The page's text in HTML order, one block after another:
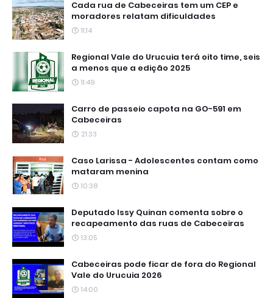
Cada rua de Cabeceiras tem um CEP e
moradores relatam dificuldades
11:14
Regional Vale do Urucuia terá oito time, seis
a menos que a edição 2025
11:49
Carro de passeio capota na GO-591 em
Cabeceiras
21:33
Caso Larissa - Adolescentes contam como
mataram menina
10:38
Deputado Issy Quinan comenta sobre o
recapeamento das ruas de Cabeceiras
13:05
Cabeceiras pode ficar de fora do Regional
Vale do Urucuia 2026
14:00